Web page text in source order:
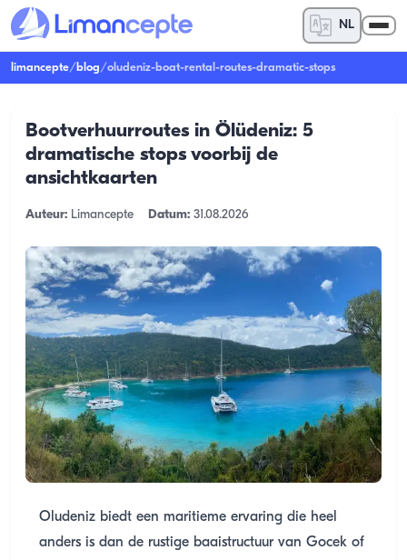
NL
limancepte/blog/oludeniz-boat-rental-routes-dramatic-stops
Bootverhuurroutes in Ölüdeniz: 5
dramatische stops voorbij de
ansichtkaarten
Auteur: Limancepte Datum: 31.08.2026
Oludeniz biedt een maritieme ervaring die heel
anders is dan de rustige baaistructuur van Gocek of